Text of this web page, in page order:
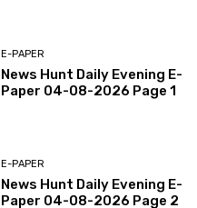
E-PAPER
News Hunt Daily Evening E-
Paper 04-08-2026 Page 1
E-PAPER
News Hunt Daily Evening E-
Paper 04-08-2026 Page 2